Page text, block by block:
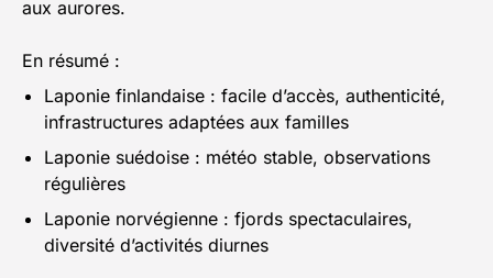
aux aurores.
En résumé :
Laponie finlandaise : facile d’accès, authenticité,
infrastructures adaptées aux familles
Laponie suédoise : météo stable, observations
régulières
Laponie norvégienne : fjords spectaculaires,
diversité d’activités diurnes